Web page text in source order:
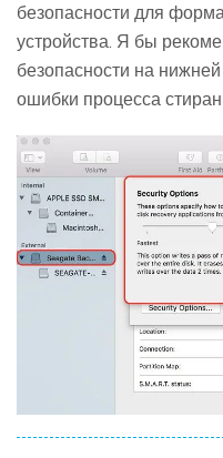
безопасности для
устройства. Я бы
безопасности на
ошибки процесса